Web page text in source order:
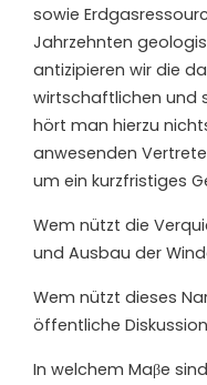
sowie
Jahrzehnten
antizipieren wir die
wirtschaftlichen und
hört man hierzu
anwesenden
um ein kurzfristiges
Wem nützt die
und Ausbau der
Wem nützt dieses
öffentliche
In welchem Maβe